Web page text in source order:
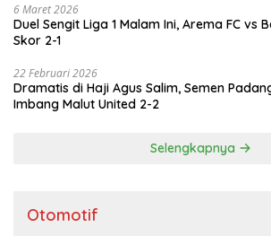
6 Maret 2026
Duel Sengit Liga 1 Malam Ini, Arema FC vs
Skor 2-1
22 Februari 2026
Dramatis di Haji Agus Salim, Semen
Imbang Malut United 2-2
Selengkapnya
Otomotif